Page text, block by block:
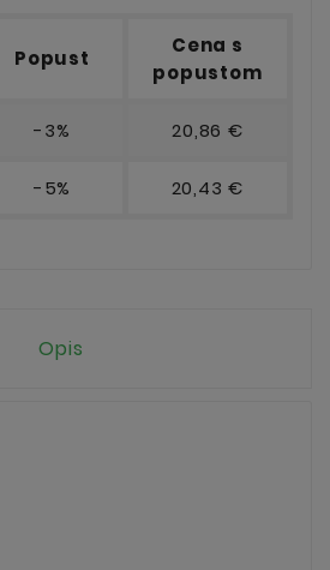
Popust
Cena s
popustom
-3% 20,86 €
-5% 20,43 €
Opis